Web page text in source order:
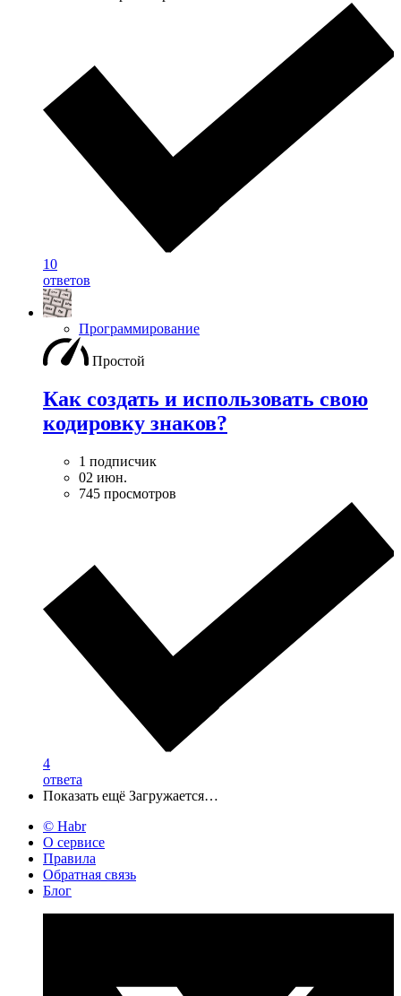
10
ответов
Программирование
Простой
Как создать и использовать свою
кодировку знаков?
1 подписчик
02 июн.
745 просмотров
4
ответа
Показать ещё Загружается…
© Habr
О сервисе
Правила
Обратная связь
Блог